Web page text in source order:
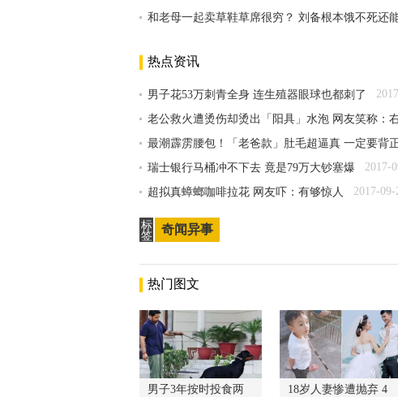
和老母一起卖草鞋草席很穷？ 刘备根本饿不死还
热点资讯
男子花53万刺青全身 连生殖器眼球也都刺了
老公救火遭烫伤却烫出「阳具」水泡 网友笑称：
最潮霹雳腰包！「老爸款」肚毛超逼真 一定要背
瑞士银行马桶冲不下去 竟是79万大钞塞爆 2017-
超拟真蟑螂咖啡拉花 网友吓：有够惊人 2017-09-
标
签
奇闻异事
热门图文
男子3年按时投食两
18岁人妻惨遭抛弃 4